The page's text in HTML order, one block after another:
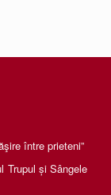
între prieteni”
Trupul și Sângele